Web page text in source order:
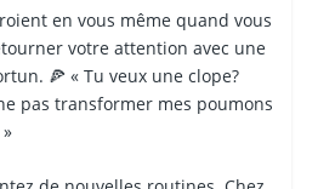
en vous même quand vous
votre attention avec une
🍕 « Tu veux une clope?
pas transformer mes poumons